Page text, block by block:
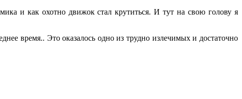
и как охотно движок стал крутиться. И тут на свою голову я
время.. Это оказалось одно из трудно излечимых и достаточно